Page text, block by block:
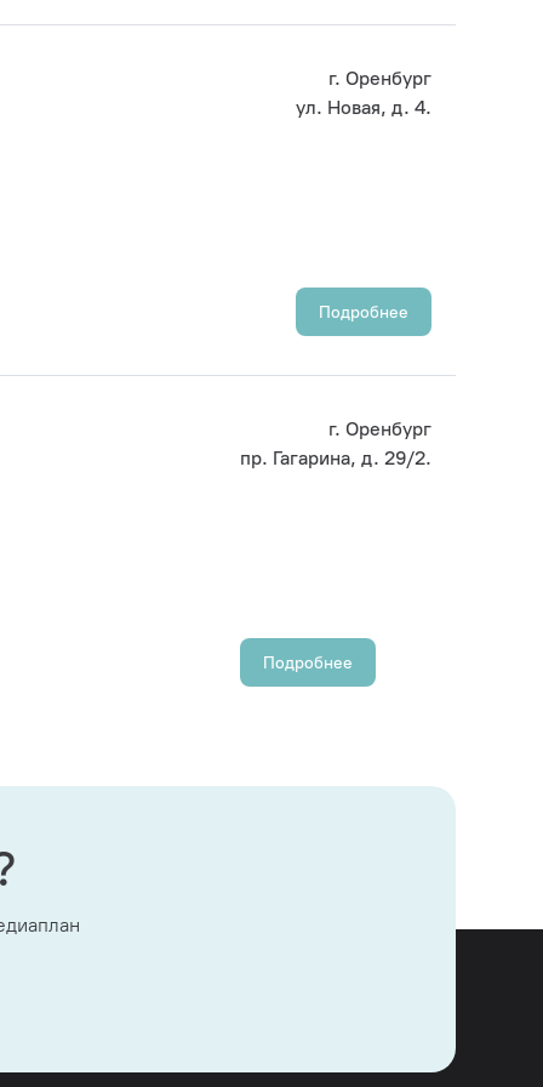
г. Оренбург
ул. Новая, д. 4.
Подробнее
г. Оренбург
пр. Гагарина, д. 29/2.
Подробнее